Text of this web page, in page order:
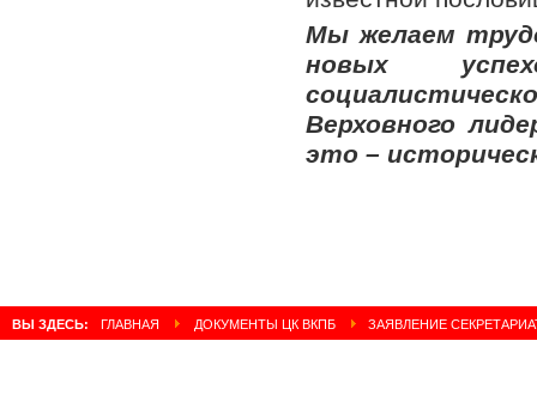
Мы желаем
новых
Верховного
это –
ВЫ ЗДЕСЬ: ГЛАВНАЯ ДОКУМЕНТЫ ЦК ВКПБ ЗАЯВЛЕНИЕ